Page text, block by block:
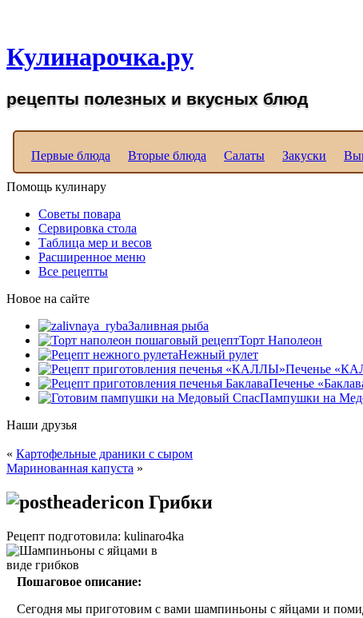
Кулинарочка.ру
рецепты полезных и вкусных блюд
Первые блюда Вторые блюда Салаты Закуски
Помощь кулинару
Советы повара
Сервировка стола
Таблица мер и весов
Расширенное меню
Все рецепты
Новое на сайте
Заливная рыба
Торт Наполеон
Нежный рулет
Печенье
Печенье
Пампушки на
Наши друзья
« Картофельные драники с сыром
Маринованная капуста »
Грибки
Рецепт подготовила: kulinaro4ka
Пошаговое описание:
Сегодня мы приготовим с вами шампиньоны с яйцами и